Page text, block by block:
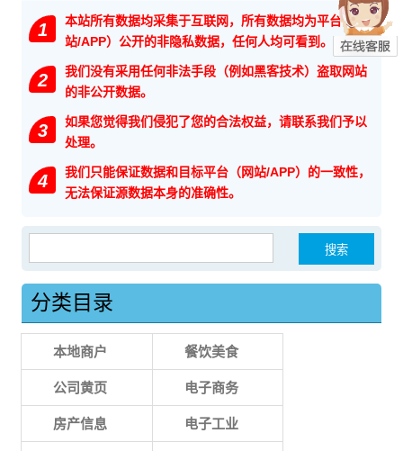
1
本站所有数据均采集于互联网，所有数据均为平台（网
站/APP）公开的非隐私数据，任何人均可看到。
2
我们没有采用任何非法手段（例如黑客技术）盗取网站
的非公开数据。
3
如果您觉得我们侵犯了您的合法权益，请联系我们予以
处理。
4
我们只能保证数据和目标平台（网站/APP）的一致性，
无法保证源数据本身的准确性。
分类目录
本地商户 餐饮美食
公司黄页 电子商务
房产信息 电子工业